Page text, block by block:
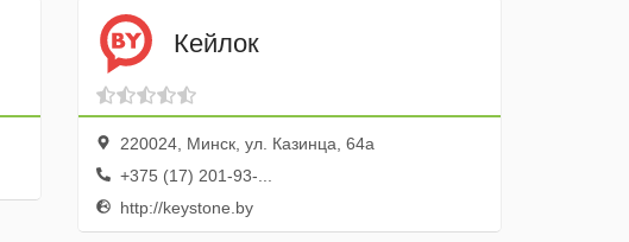
Кейлок
220024, Минск, ул. Казинца, 64а
+375 (17) 201-93-...
http://keystone.by